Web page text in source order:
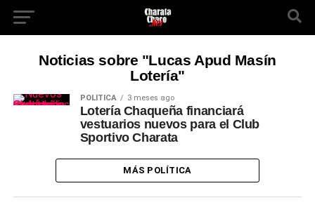
Noticias sobre "Lucas Apud Masín
Lotería"
POLÍTICA 3 meses ago
Lotería Chaqueña financiará
vestuarios nuevos para el Club
Sportivo Charata
MÁS POLÍTICA